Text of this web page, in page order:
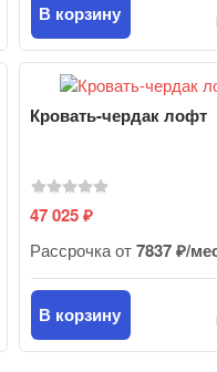
В корзину
Кровать-чердак лофт
47 025₽
Рассрочка от7837 ₽/
В корзину